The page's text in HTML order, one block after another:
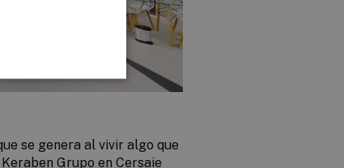
se genera al vivir algo que
Grupo en Cersaie